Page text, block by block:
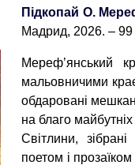
Підкопай О.
Мадрид, 2026. – 99
Мереф’янський
мальовничими
обдаровані
на благо майбутніх
Світлини,
поетом і